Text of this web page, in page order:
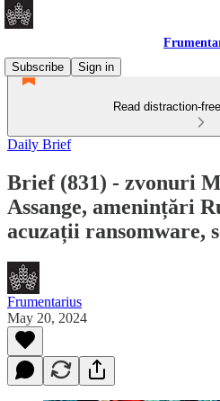
Subscribe
Sign in
Read distraction-
Daily Brief
Brief (831) - zvonuri
Assange, amenințări
acuzații ransomware,
Frumentarius
May 20, 2024